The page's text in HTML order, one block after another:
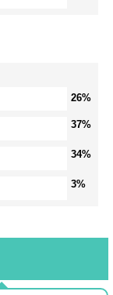
26%
37%
34%
3%